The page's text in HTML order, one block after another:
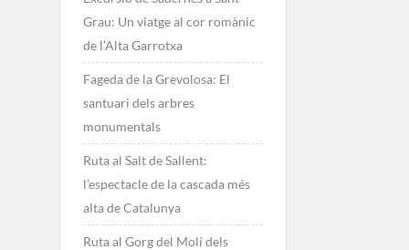
Grau: Un viatge al cor romànic
de l’Alta Garrotxa
Fageda de la Grevolosa: El
santuari dels arbres
monumentals
Ruta al Salt de Sallent:
l’espectacle de la cascada més
alta de Catalunya
Ruta al Gorg del Molí dels